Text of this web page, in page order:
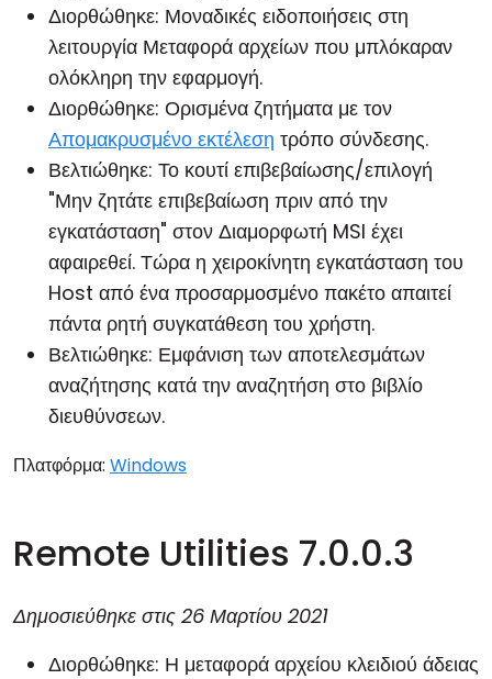
Διορθώθηκε: Μοναδικές ειδοποιήσεις στη
λειτουργία Μεταφορά αρχείων που μπλόκαραν
ολόκληρη την εφαρμογή.
Διορθώθηκε: Ορισμένα ζητήματα με τον
Απομακρυσμένο εκτέλεση τρόπο σύνδεσης.
Βελτιώθηκε: Το κουτί επιβεβαίωσης/επιλογή
"Μην ζητάτε επιβεβαίωση πριν από την
εγκατάσταση" στον Διαμορφωτή MSI έχει
αφαιρεθεί. Τώρα η χειροκίνητη εγκατάσταση του
Host από ένα προσαρμοσμένο πακέτο απαιτεί
πάντα ρητή συγκατάθεση του χρήστη.
Βελτιώθηκε: Εμφάνιση των αποτελεσμάτων
αναζήτησης κατά την αναζητήση στο βιβλίο
διευθύνσεων.
Πλατφόρμα: Windows
Remote Utilities 7.0.0.3
Δημοσιεύθηκε στις 26 Μαρτίου 2021
Διορθώθηκε: Η μεταφορά αρχείου κλειδιού άδειας